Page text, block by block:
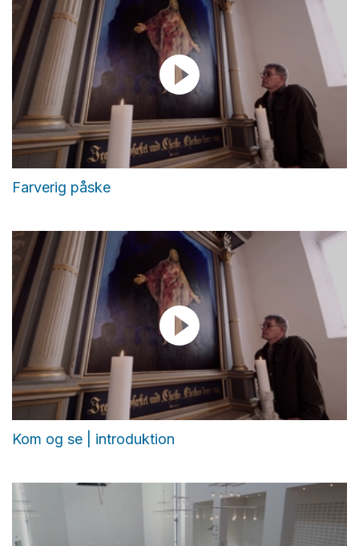
Farverig påske
Kom og se | introduktion